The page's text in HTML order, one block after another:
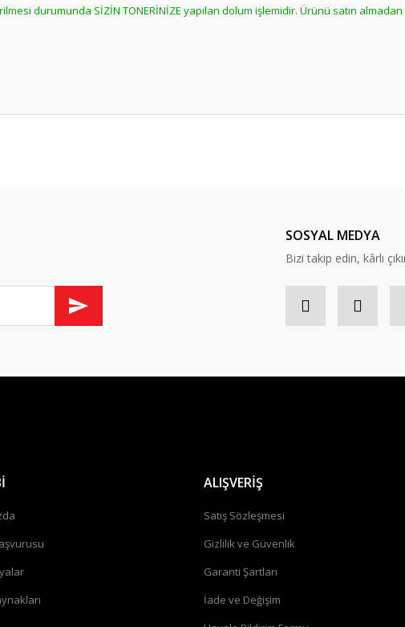
durumunda SİZİN TONERİNİZE yapılan dolum işlemidir. Ürünü satın
SOSYAL MEDYA
Bizi takip edin, kârlı
ALIŞVERİŞ
Satış Sözleşmesi
Gizlilik ve Güvenlik
Garanti Şartları
İade ve Değişim